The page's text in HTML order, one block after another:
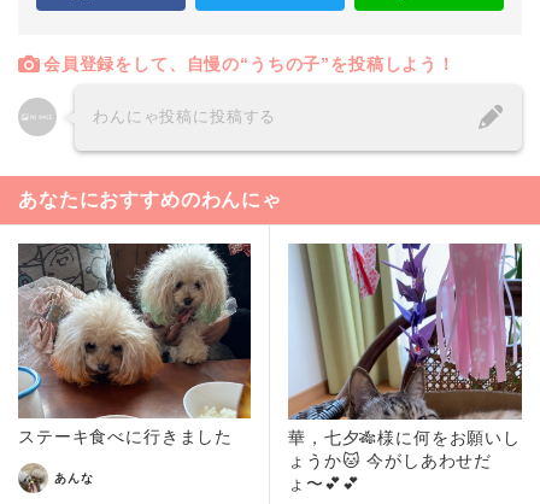
会員登録をして、自慢の“うちの子”を投稿しよう！
わんにゃ投稿に投稿する
あなたにおすすめのわんにゃ
ステーキ食べに行きました
あんな
華，七夕🎋様に何をお願いし
ょうか🐱 今がしあわせだ
ょ〜💕💕